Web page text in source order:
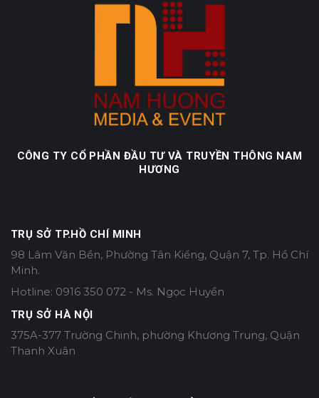
CÔNG TY CỔ PHẦN ĐẦU TƯ VÀ TRUYỀN THÔNG NAM
HƯƠNG
TRỤ SỞ TP.HỒ CHÍ MINH
98 Lâm Văn Bền, Phường Tân Kiểng, Quận 7, Tp. Hồ Chí
Minh.
Hotline: 0916 350 072 - Ms. Ngọc Huyền
TRỤ SỞ HÀ NỘI
375A-377 Trường Chinh, phường Khương Trung, Quận
Thanh Xuân